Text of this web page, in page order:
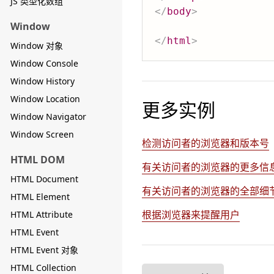
Window
Window 对象
Window Console
Window History
Window Location
Window Navigator
Window Screen
HTML DOM
HTML Document
HTML Element
HTML Attribute
HTML Event
HTML Event 对象
HTML Collection
</body>
</html>
更多实例
检测访问者的浏览器和版本号
有关访问者的浏览器的更多信
有关访问者的浏览器的全部细
根据浏览器来提醒用户